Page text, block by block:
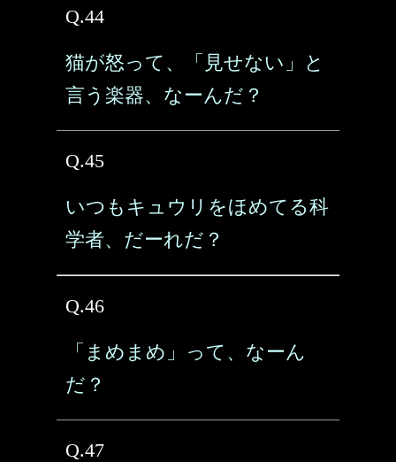
Q.44
猫が怒って、「見せない」と
言う楽器、なーんだ？
Q.45
いつもキュウリをほめてる科
学者、だーれだ？
Q.46
「まめまめ」って、なーん
だ？
Q.47